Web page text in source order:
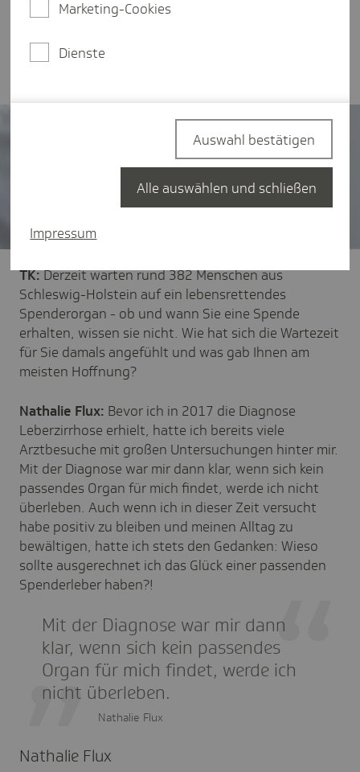
arbeitet sie wieder Vollzeit als Pflegedienstleiterin
nachgehen. Im Interview berichtet Sie uns von
ihrer Geschichte.
TK:Derzeit warten rund 382 Menschen aus
Schleswig-Holstein auf ein lebensrettendes
Spenderorgan - ob und wann Sie eine Spende
erhalten, wissen sie nicht. Wie hat sich die Wartezeit
für Sie damals angefühlt und was gab Ihnen am
meisten Hoffnung?
Nathalie Flux: Bevor ich in 2017 die Diagnose
Leberzirrhose erhielt, hatte ich bereits viele
Arztbesuche mit großen Untersuchungen hinter mir.
Mit der Diagnose war mir dann klar, wenn sich kein
passendes Organ für mich findet, werde ich nicht
überleben. Auch wenn ich in dieser Zeit versucht
habe positiv zu bleiben und meinen Alltag zu
bewältigen, hatte ich stets den Gedanken: Wieso
sollte ausgerechnet ich das Glück einer passenden
Spenderleber haben?!
Mit der Diagnose war mir dann
klar, wenn sich kein passendes
Organ für mich findet, werde ich
nicht überleben.
Nathalie Flux
Nathalie Flux
Marketing-Cookies
Dienste
Impressum
Auswahl bestätigen
Alle auswählen und schließen